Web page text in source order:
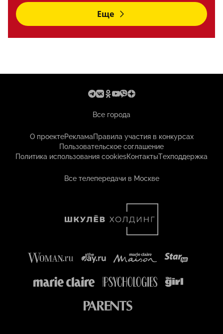
Еще
Все города
О проектеРекламаПравила участия в конкурсах
Пользовательское соглашение
Политика использования cookiesКонтактыТехподдержка
Все телепередачи в Москве